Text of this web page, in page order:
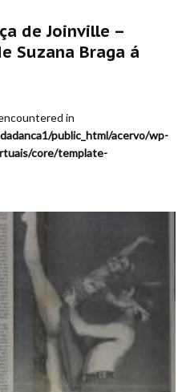
de Joinville –
Suzana Braga á
in
public_html/acervo/wp-
core/template-